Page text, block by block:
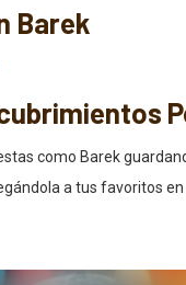
Barek
como Barek
a tus favoritos